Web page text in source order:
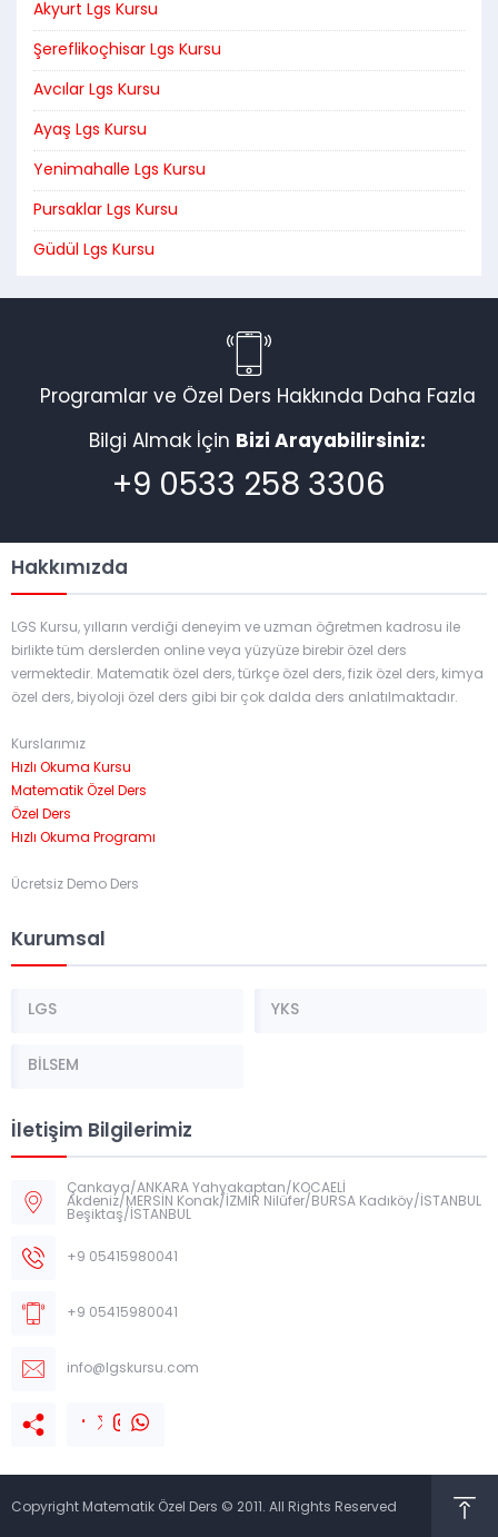
Akyurt Lgs Kursu
Şereflikoçhisar Lgs Kursu
Avcılar Lgs Kursu
Ayaş Lgs Kursu
Yenimahalle Lgs Kursu
Pursaklar Lgs Kursu
Güdül Lgs Kursu
Programlar ve Özel Ders Hakkında Daha Fazla
Bilgi Almak İçin Bizi Arayabilirsiniz:
+9 0533 258 3306
Hakkımızda
LGS Kursu, yılların verdiği deneyim ve uzman öğretmen kadrosu ile
birlikte tüm derslerden online veya yüzyüze birebir özel ders
vermektedir. Matematik özel ders, türkçe özel ders, fizik özel ders, kimya
özel ders, biyoloji özel ders gibi bir çok dalda ders anlatılmaktadır.
Kurslarımız
Hızlı Okuma Kursu
Matematik Özel Ders
Özel Ders
Hızlı Okuma Programı
Ücretsiz Demo Ders
Kurumsal
LGS YKS
BİLSEM
İletişim Bilgilerimiz
Çankaya/ANKARA Yahyakaptan/KOCAELİ
Akdeniz/MERSİN Konak/İZMİR Nilüfer/BURSA Kadıköy/İSTANBUL
Beşiktaş/İSTANBUL
+9 05415980041
+9 05415980041
info@lgskursu.com
Copyright Matematik Özel Ders © 2011. All Rights Reserved